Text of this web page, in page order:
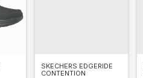
SKECHERS EDGERIDE
CONTENTION